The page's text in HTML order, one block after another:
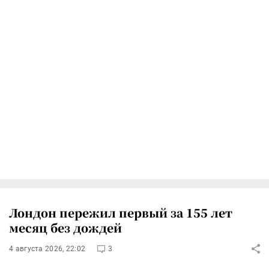
Лондон пережил первый за 155 лет
месяц без дождей
4 августа 2026, 22:02 3